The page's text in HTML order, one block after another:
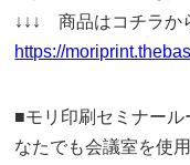
↓↓↓ 商品はコチラ
https://
■モリ印刷セミナー
なたでも会議室を使